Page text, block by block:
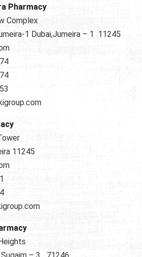
Pharmacy
Complex
1 Dubai,Jumeira – 1 11245
11245